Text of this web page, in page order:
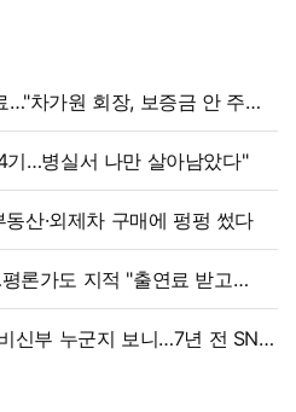
차가원 회장, 보증금 안 주면
…병실서 나만 살아남았다"
산·외제차 구매에 펑펑 썼다
론가도 지적 "출연료 받고
신부 누군지 보니…7년 전 SNS